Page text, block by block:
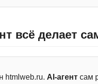
всё делает
htmlweb.ru. AI-агент сам